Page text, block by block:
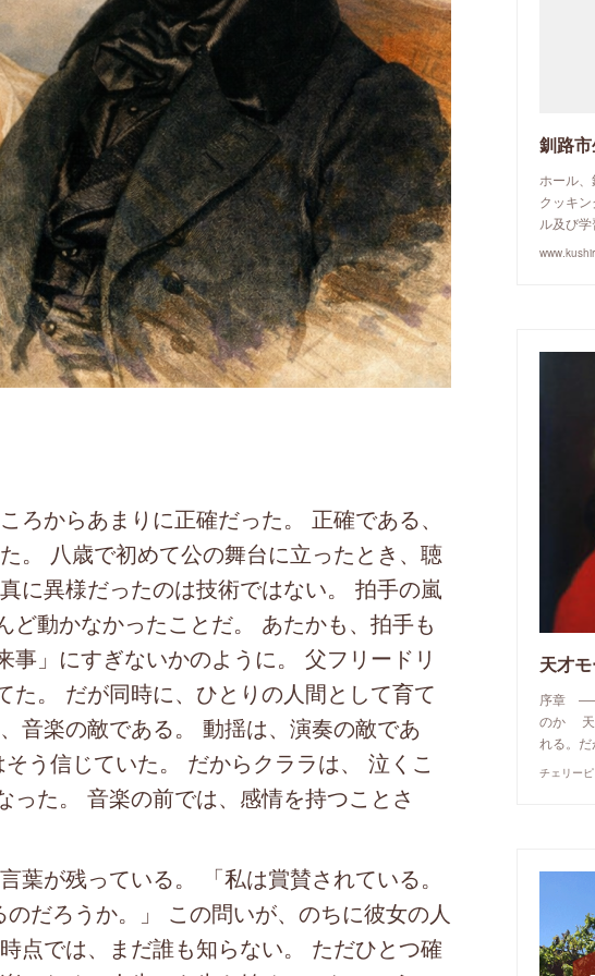
からあまりに正確だった。 正確である、
八歳で初めて公の舞台に立ったとき、聴
に異様だったのは技術ではない。 拍手の嵐
動かなかったことだ。 あたかも、拍手も
」にすぎないかのように。 父フリードリ
。 だが同時に、ひとりの人間として育て
音楽の敵である。 動揺は、演奏の敵であ
う信じていた。 だからクララは、 泣くこ
た。 音楽の前では、感情を持つことさ
が残っている。 「私は賞賛されている。
だろうか。」 この問いが、のちに彼女の人
点では、まだ誰も知らない。 ただひとつ確
ホール、
クッキ
ル及び
序章 ——
のか 天
れる。だ